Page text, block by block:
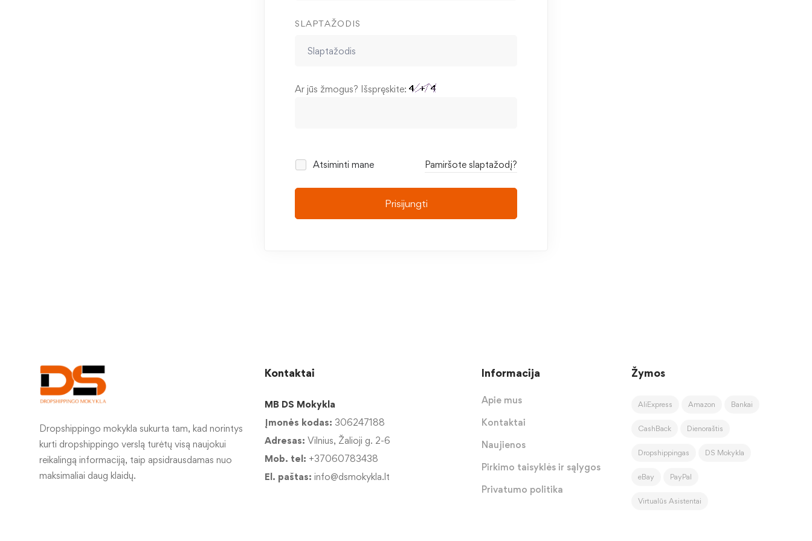
SLAPTAŽODIS
Ar jūs žmogus? Išspręskite:
Atsiminti mane Pamiršote slaptažodį?
Prisijungti
Dropshippingo mokykla sukurta tam, kad norintys
kurti dropshippingo verslą turėtų visą naujokui
reikalingą informaciją, taip apsidrausdamas nuo
maksimaliai daug klaidų.
Kontaktai
MB DS Mokykla
Įmonės kodas: 306247188
Adresas: Vilnius, Žalioji g. 2-6
Mob. tel: +37060783438
El. paštas: info@dsmokykla.lt
Informacija
Apie mus
Kontaktai
Naujienos
Pirkimo taisyklės ir sąlygos
Privatumo politika
Žymos
AliExpress Amazon Bankai
CashBack Dienoraštis
Dropshippingas DS Mokykla
eBay PayPal
Virtualūs Asistentai